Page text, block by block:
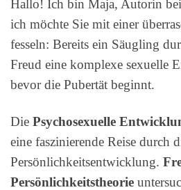
Hallo! Ich bin Maja, Autorin
ich möchte Sie mit einer
fesseln: Bereits ein Säugling
Freud eine komplexe sexuelle
bevor die Pubertät beginnt.
Die Psychosexuelle
eine faszinierende Reise durch
Persönlichkeitsentwicklung.
Persönlichkeitstheorie